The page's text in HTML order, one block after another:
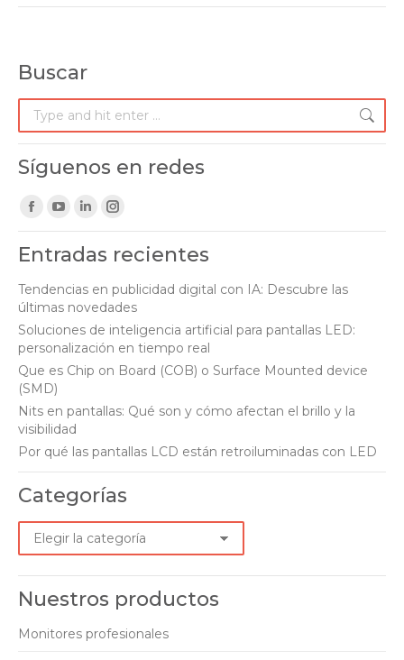
Buscar
Search:
Síguenos en redes
Find us on:
Facebook
opens
in
new
window
YouTube
opens
in
new
window
Linkedin
opens
in
new
window
Instagram
opens
in
new
window
Entradas recientes
Tendencias en publicidad digital con IA: Descubre las
últimas novedades
Soluciones de inteligencia artificial para pantallas LED:
personalización en tiempo real
Que es Chip on Board (COB) o Surface Mounted device
(SMD)
Nits en pantallas: Qué son y cómo afectan el brillo y la
visibilidad
Por qué las pantallas LCD están retroiluminadas con LED
Categorías
Categorías
Nuestros productos
Monitores profesionales